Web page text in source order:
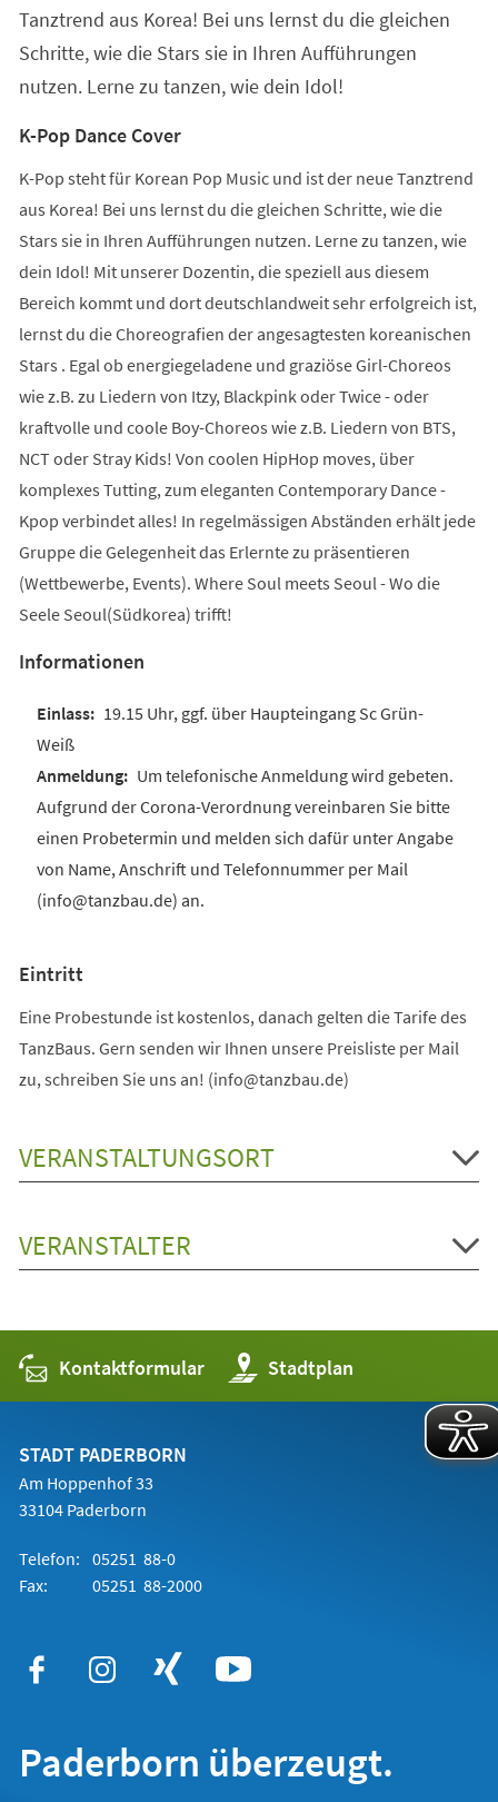
Tanztrend aus Korea! Bei uns lernst du die gleichen
Schritte, wie die Stars sie in Ihren Aufführungen
nutzen. Lerne zu tanzen, wie dein Idol!
K-Pop Dance Cover
K-Pop steht für Korean Pop Music und ist der neue Tanztrend
aus Korea! Bei uns lernst du die gleichen Schritte, wie die
Stars sie in Ihren Aufführungen nutzen. Lerne zu tanzen, wie
dein Idol! Mit unserer Dozentin, die speziell aus diesem
Bereich kommt und dort deutschlandweit sehr erfolgreich ist,
lernst du die Choreografien der angesagtesten koreanischen
Stars . Egal ob energiegeladene und graziöse Girl-Choreos
wie z.B. zu Liedern von Itzy, Blackpink oder Twice - oder
kraftvolle und coole Boy-Choreos wie z.B. Liedern von BTS,
NCT oder Stray Kids! Von coolen HipHop moves, über
komplexes Tutting, zum eleganten Contemporary Dance -
Kpop verbindet alles! In regelmässigen Abständen erhält jede
Gruppe die Gelegenheit das Erlernte zu präsentieren
(Wettbewerbe, Events). Where Soul meets Seoul - Wo die
Seele Seoul(Südkorea) trifft!
Informationen
19.15 Uhr, ggf. über Haupteingang Sc Grün-
Weiß
Um telefonische Anmeldung wird gebeten.
Aufgrund der Corona-Verordnung vereinbaren Sie bitte
einen Probetermin und melden sich dafür unter Angabe
von Name, Anschrift und Telefonnummer per Mail
(info@tanzbau.de) an.
Eintritt
Eine Probestunde ist kostenlos, danach gelten die Tarife des
TanzBaus. Gern senden wir Ihnen unsere Preisliste per Mail
zu, schreiben Sie uns an! (info@tanzbau.de)
VERANSTALTUNGSORT
VERANSTALTER
Kontaktformular Stadtplan
(Öffnet
in
einem
STADT PADERBORN
Am Hoppenhof 33
33104 Paderborn
Telefon: 05251 88-0
Fax:
05251 88-2000
Paderborn überzeugt.